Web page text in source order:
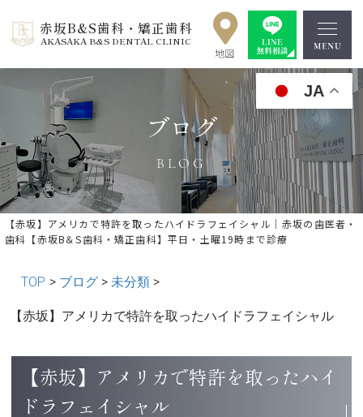
赤坂B&S歯科・矯正歯科
AKASAKA B&S DENTAL CLINIC
JA
ブログ
BLOG
【赤坂】アメリカで特許を取ったハイドラフェイシャル｜赤坂の歯医者・
歯科【赤坂B＆S歯科・矯正歯科】平日・土曜19時まで診療
TOP > ブログ > 未分類 >
【赤坂】アメリカで特許を取ったハイドラフェイシャル
« 前の記事へ │記事一覧│ 次の記事へ »
【赤坂】アメリカで特許を取ったハイ
ドラフェイシャル